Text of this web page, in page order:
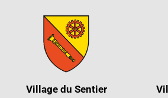
Village du Sentier